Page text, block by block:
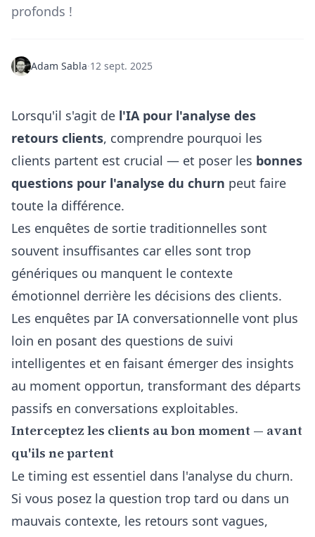
profonds !
Adam Sabla·12 sept. 2025
Lorsqu'il s'agit de l'IA pour l'analyse des
retours clients, comprendre pourquoi les
clients partent est crucial — et poser les bonnes
questions pour l'analyse du churn peut faire
toute la différence.
Les enquêtes de sortie traditionnelles sont
souvent insuffisantes car elles sont trop
génériques ou manquent le contexte
émotionnel derrière les décisions des clients.
Les enquêtes par IA conversationnelle vont plus
loin en posant des questions de suivi
intelligentes et en faisant émerger des insights
au moment opportun, transformant des départs
passifs en conversations exploitables.
Interceptez les clients au bon moment — avant
qu'ils ne partent
Le timing est essentiel dans l'analyse du churn.
Si vous posez la question trop tard ou dans un
mauvais contexte, les retours sont vagues,